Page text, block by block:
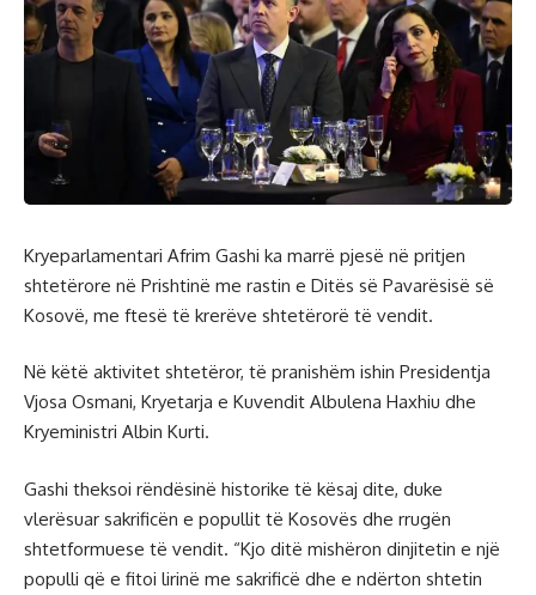
Kryeparlamentari Afrim Gashi ka marrë pjesë në pritjen
shtetërore në Prishtinë me rastin e Ditës së Pavarësisë së
Kosovë, me ftesë të krerëve shtetërorë të vendit.
Në këtë aktivitet shtetëror, të pranishëm ishin Presidentja
Vjosa Osmani, Kryetarja e Kuvendit Albulena Haxhiu dhe
Kryeministri Albin Kurti.
Gashi theksoi rëndësinë historike të kësaj dite, duke
vlerësuar sakrificën e popullit të Kosovës dhe rrugën
shtetformuese të vendit. “Kjo ditë mishëron dinjitetin e një
populli që e fitoi lirinë me sakrificë dhe e ndërton shtetin